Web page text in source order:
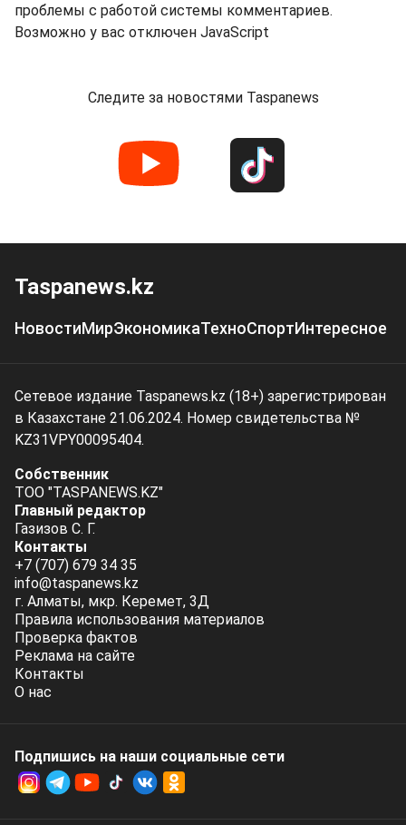
проблемы с работой системы комментариев.
Возможно у вас отключен JavaScript
Следите за новостями Taspanews
Taspanews.kz
НовостиМирЭкономикаТехноСпортИнтересное
Сетевое издание Taspanews.kz (18+) зарегистрирован
в Казахстане 21.06.2024. Номер свидетельства №
KZ31VPY00095404.
Собственник
ТОО "TASPANEWS.KZ"
Главный редактор
Газизов С. Г.
Контакты
+7 (707) 679 34 35
info@taspanews.kz
г. Алматы, мкр. Керемет, 3Д
Правила использования материалов
Проверка фактов
Реклама на сайте
Контакты
О нас
Подпишись на наши социальные cети